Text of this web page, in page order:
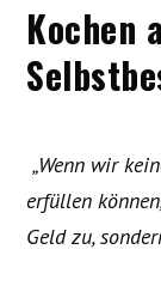
Kochen
„Wenn wir
erfüllen
Geld zu,